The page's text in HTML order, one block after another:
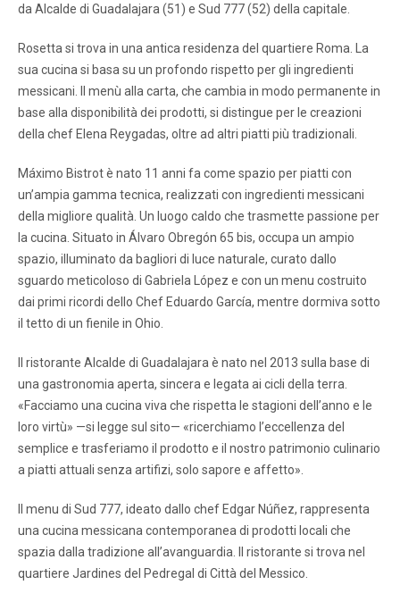
da Alcalde di Guadalajara (51) e Sud 777 (52) della capitale.
Rosetta si trova in una antica residenza del quartiere Roma. La
sua cucina si basa su un profondo rispetto per gli ingredienti
messicani. Il menù alla carta, che cambia in modo permanente in
base alla disponibilità dei prodotti, si distingue per le creazioni
della chef Elena Reygadas, oltre ad altri piatti più tradizionali.
Máximo Bistrot è nato 11 anni fa come spazio per piatti con
un’ampia gamma tecnica, realizzati con ingredienti messicani
della migliore qualità. Un luogo caldo che trasmette passione per
la cucina. Situato in Álvaro Obregón 65 bis, occupa un ampio
spazio, illuminato da bagliori di luce naturale, curato dallo
sguardo meticoloso di Gabriela López e con un menu costruito
dai primi ricordi dello Chef Eduardo García, mentre dormiva sotto
il tetto di un fienile in Ohio.
Il ristorante Alcalde di Guadalajara è nato nel 2013 sulla base di
una gastronomia aperta, sincera e legata ai cicli della terra.
«Facciamo una cucina viva che rispetta le stagioni dell’anno e le
loro virtù» —si legge sul sito— «ricerchiamo l’eccellenza del
semplice e trasferiamo il prodotto e il nostro patrimonio culinario
a piatti attuali senza artifizi, solo sapore e affetto».
Il menu di Sud 777, ideato dallo chef Edgar Núñez, rappresenta
una cucina messicana contemporanea di prodotti locali che
spazia dalla tradizione all’avanguardia. Il ristorante si trova nel
quartiere Jardines del Pedregal di Città del Messico.